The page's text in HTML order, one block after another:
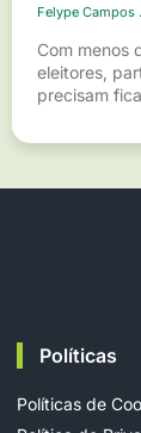
Felype Campos
Com menos
eleitores,
precisam
Políticas
Políticas de